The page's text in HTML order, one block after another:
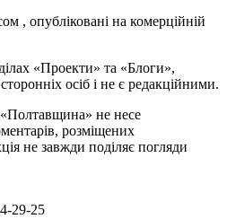
, опубліковані на комерційній
«Проекти» та «Блоги»,
осіб і не є редакційними.
«Полтавщина» не несе
розміщених
не завжди поділяє погляди
29-25